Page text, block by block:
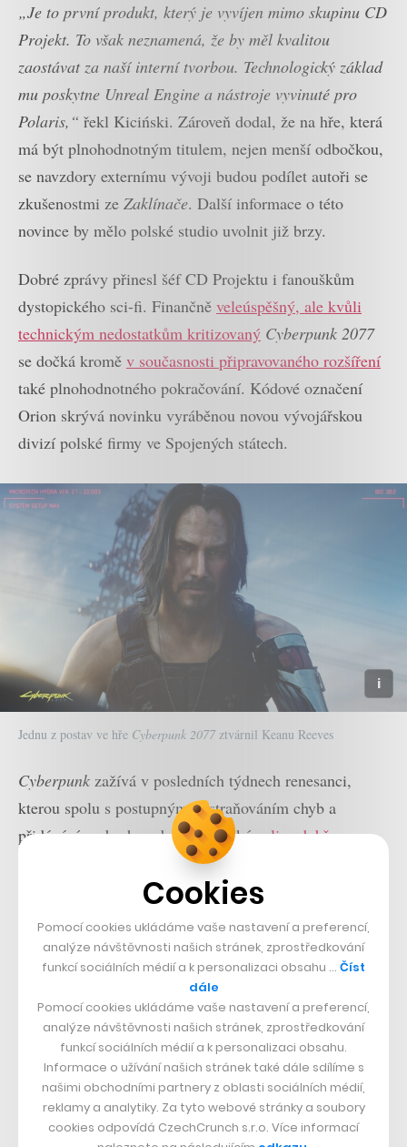
„Je to první produkt, který je vyvíjen mimo skupinu CD
Projekt. To však neznamená, že by měl kvalitou
zaostávat za naší interní tvorbou. Technologický základ
mu poskytne Unreal Engine a nástroje vyvinuté pro
Polaris,“ řekl Kiciński. Zároveň dodal, že na hře, která
má být plnohodnotným titulem, nejen menší odbočkou,
se navzdory externímu vývoji budou podílet autoři se
zkušenostmi ze Zaklínače. Další informace o této
novince by mělo polské studio uvolnit již brzy.
Dobré zprávy přinesl šéf CD Projektu i fanouškům
dystopického sci-fi. Finančně veleúspěšný, ale kvůli
technickým nedostatkům kritizovaný Cyberpunk 2077
se dočká kromě v současnosti připravovaného rozšíření
také plnohodnotného pokračování. Kódové označení
Orion skrývá novinku vyráběnou novou vývojářskou
divizí polské firmy ve Spojených státech.
Jednu z postav ve hře Cyberpunk 2077 ztvárnil Keanu Reeves
Cyberpunk zažívá v posledních týdnech renesanci,
kterou spolu s postupným odstraňováním chyb a
přidáváním obsahu odstartoval takévelice dobře
hodnocený seriál na Netflixu. Anime
pomohlo hře, kterou dlouhé měsíce po vydání sužovaly
technické nedostatky i hlasy stěžující si na nenaplněná
očekávání, k obrovskému nárůstu popularity.
Poprvé od své premiéry na přelomu let 2020 a 2021
přesáhla čísla kyberpunkové akce ve futuristickém
Night City jen na Steamu 86 tisíc současně hrajících
hackerů. Na stejné platformě se hra navíc dostala na
vrchol žebříčku nejprodávanějších titulů. A při
započtení hráčů, kteří ji hrají přes Epic, GOG nebo
Cookies
Pomocí cookies ukládáme vaše nastavení a preferencí,
analýze návštěvnosti našich stránek, zprostředkování
funkcí sociálních médií a k personalizaci obsahu … Číst
dále
Pomocí cookies ukládáme vaše nastavení a preferencí,
analýze návštěvnosti našich stránek, zprostředkování
funkcí sociálních médií a k personalizaci obsahu.
Informace o užívání našich stránek také dále sdílíme s
našimi obchodními partnery z oblasti sociálních médií,
reklamy a analytiky. Za tyto webové stránky a soubory
cookies odpovídá CzechCrunch s.r.o. Více informací